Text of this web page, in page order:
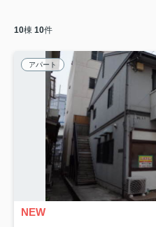
10棟 10件
アパート
NEW